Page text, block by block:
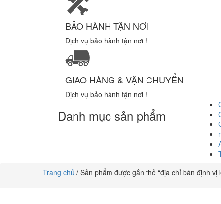
BẢO HÀNH TẬN NƠI
Dịch vụ bảo hành tận nơi !
GIAO HÀNG & VẬN CHUYỂN
Dịch vụ bảo hành tận nơi !
Danh mục sản phẩm
Trang chủ / Sản phẩm được gắn thẻ “địa chỉ bán định vị